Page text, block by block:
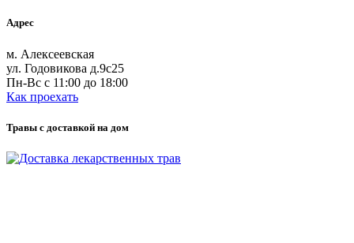
Адрес
м. Алексеевская
ул. Годовикова д.9с25
Пн-Вс с 11:00 до 18:00
Как проехать
Травы с доставкой на дом